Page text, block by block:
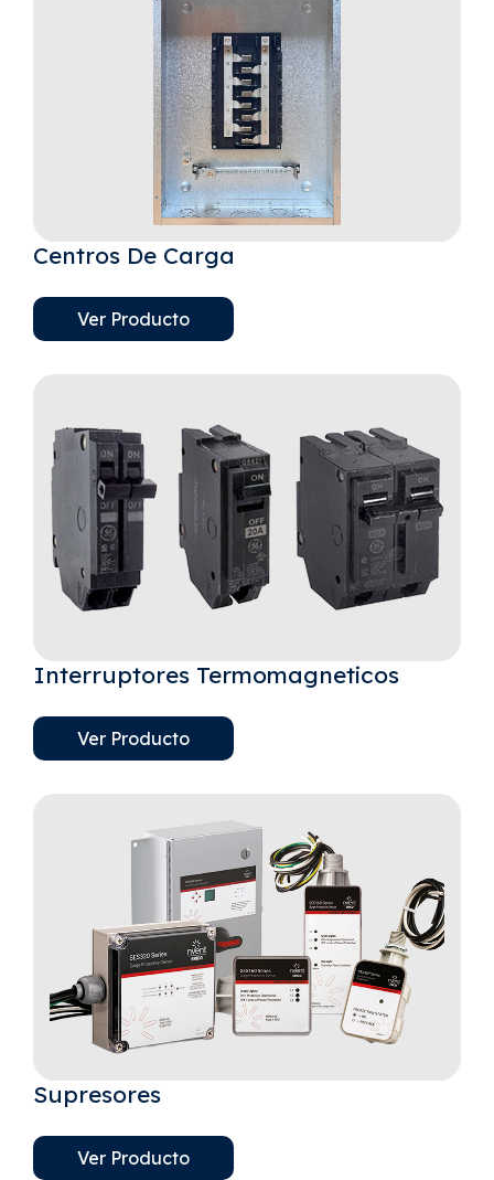
Centros De Carga
Ver Producto
Interruptores Termomagneticos
Ver Producto
Supresores
Ver Producto